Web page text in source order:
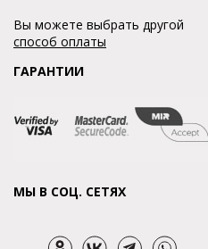
Вы можете выбрать другой
способ оплаты
ГАРАНТИИ
МЫ В СОЦ. СЕТЯХ